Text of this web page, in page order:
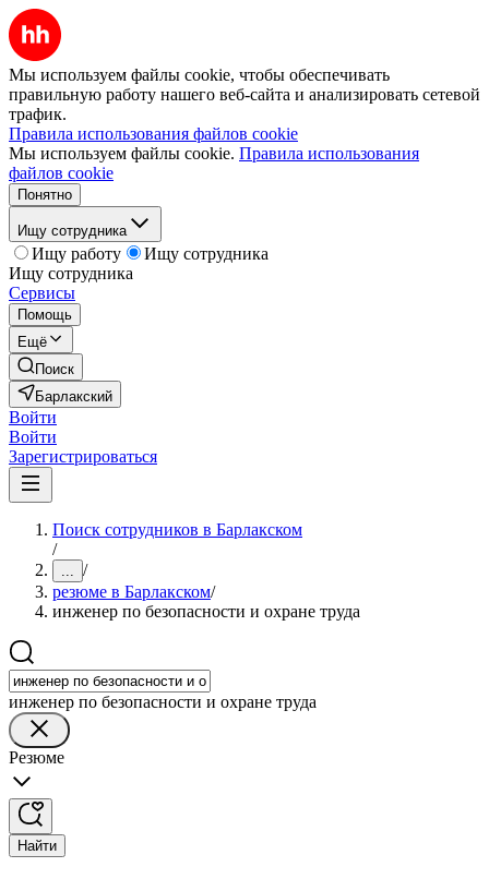
Мы используем файлы cookie, чтобы обеспечивать
правильную работу нашего веб-сайта и анализировать сетевой
трафик.
Правила использования файлов cookie
Мы используем файлы cookie. Правила использования
файлов cookie
Понятно
Ищу сотрудника
Ищу работу
Ищу сотрудника
Ищу сотрудника
Сервисы
Помощь
Ещё
Поиск
Барлакский
Войти
Войти
Зарегистрироваться
Поиск сотрудников в Барлакском
/
... /
резюме в Барлакском/
инженер по безопасности и охране труда
инженер по безопасности и охране труда
Резюме
Найти